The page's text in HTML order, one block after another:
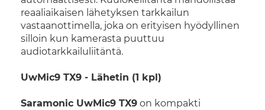
reaaliaikaisen lähetyksen tarkkailun
vastaanottimella, joka on erityisen hyödyllinen
silloin kun kamerasta puuttuu
audiotarkkailuliitäntä.
UwMic9 TX9 - Lähetin (1 kpl)
Saramonic UwMic9 TX9 on kompakti